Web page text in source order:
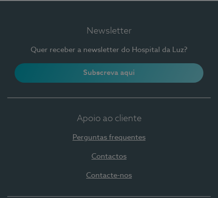
Newsletter
Quer receber a newsletter do Hospital da Luz?
Subscreva aqui
Apoio ao cliente
Perguntas frequentes
Contactos
Contacte-nos